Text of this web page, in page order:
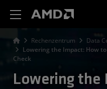
Rechenzentrum
Data
Lowering the Impact: How
Check
Lowering the